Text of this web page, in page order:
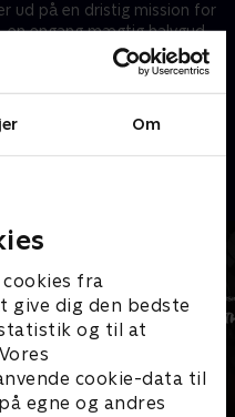
Om
fra
give dig den bedste
statistik og til at
cookie-data til
egne og andres
ud på en dristig mission for
engang mægtig halvgud,
forfædrenes spørgsmål.